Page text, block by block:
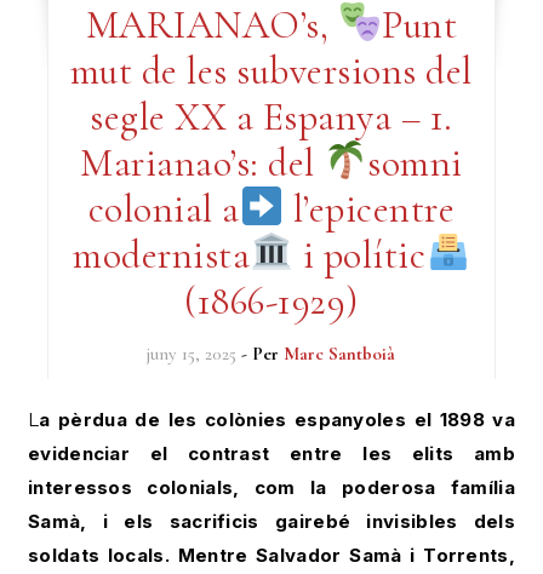
MARIANAO’s,
Punt
mut de les subversions del
segle XX a Espanya – 1.
Marianao’s: del
somni
colonial a
l’epicentre
modernista
i polític
(1866-1929)
juny 15, 2025 - Per Marc Santboià
La pèrdua de les colònies espanyoles el 1898 va
evidenciar el contrast entre les elits amb
interessos colonials, com la poderosa família
Samà, i els sacrificis gairebé invisibles dels
soldats locals. Mentre Salvador Samà i Torrents,